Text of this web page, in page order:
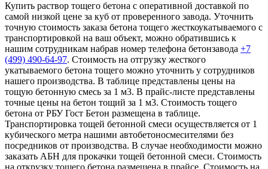
Купить раствор тощего бетона с оперативной доставкой по
самой низкой цене за куб от проверенного завода. Уточнить
точную стоимость заказа бетона тощего жесткоукатываемого с
транспортировкой на ваш объект, можно обратившись к
нашим сотрудникам набрав номер телефона бетонзавода +7
(499) 490-64-97. Стоимость на отгрузку жесткого
укатываемого бетона тощего можно уточнить у сотрудников
нашего производства. В таблице представлены цены на
тощую бетонную смесь за 1 м3. В прайс-листе представлены
точные цены на бетон тощий за 1 м3. Стоимость тощего
бетона от РБУ Гост Бетон размещена в таблице.
Транспортировка тощей бетонной смеси осуществляется от 1
кубического метра нашими автобетоносмесителями без
посредников от производства. В случае необходимости можно
заказать АБН для прокачки тощей бетонной смеси. Стоимость